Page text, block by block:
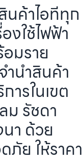
นค้าไอทีทุก
งใช้ไฟฟ้า
มราย
ำนำสินค้า
ารในเขต
ม รัชดา
า ด้วย
ภัย ให้ราคา